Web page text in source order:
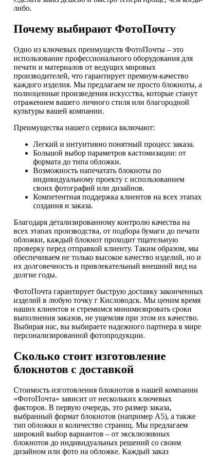
либо.
Почему выбирают ФотоПочту
Одно из ключевых преимуществ ФотоПочты – это
использование профессионального оборудования для
печати и материалов от ведущих мировых
производителей, что гарантирует премиум-качество
каждого изделия. Мы предлагаем не просто блокноты, а
полноценные произведения искусства, которые станут
отражением вашего личного стиля или благородной
культуры вашей компании.
Преимущества нашего сервиса включают:
Легкий и интуитивно понятный процесс заказа.
Большой выбор параметров кастомизации: от
формата до типа обложки.
Возможность напечатать блокноты по
индивидуальному проекту с использованием
своих фотографий или дизайнов.
Компетентная поддержка клиентов на всех этапах
создания и заказа.
Благодаря детализированному контролю качества на
всех этапах производства, от подбора бумаги до печати
обложки, каждый блокнот проходит тщательную
проверку перед отправкой клиенту. Таким образом, мы
обеспечиваем не только высокое качество изделий, но и
их долговечность и привлекательный внешний вид на
долгие годы.
ФотоПочта гарантирует быструю доставку законченных
изделий в любую точку г Кисловодск. Мы ценим время
наших клиентов и стремимся минимизировать сроки
выполнения заказов, не ущемляя при этом их качество.
Выбирая нас, вы выбираете надежного партнера в мире
персонализированной фотопродукции.
Сколько стоит изготовление
блокнотов с доставкой
Стоимость изготовления блокнотов в нашей компании
«ФотоПочта» зависит от нескольких ключевых
факторов. В первую очередь, это размер заказа,
выбранный формат блокнотов (например А5), а также
тип обложки и количество страниц. Мы предлагаем
широкий выбор вариантов – от эксклюзивных
блокнотов до индивидуальных решений со своим
дизайном или фото на обложке. Каждый заказ